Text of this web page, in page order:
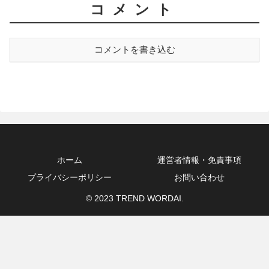
コメント
コメントを書き込む
ホーム
運営者情報・免責事項
プライバシーポリシー
お問い合わせ
© 2023 TREND WORDAI.